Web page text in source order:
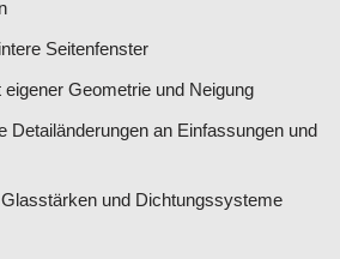
Seitenfenster
Geometrie und Neigung
Detailänderungen an Einfassungen und
und Dichtungssysteme